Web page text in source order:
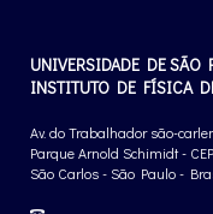
UNIVERSIDADE DE SÃO
INSTITUTO DE FÍSICA
Av. do Trabalhador são-
Parque Arnold Schimidt -
São Carlos - São Paulo -